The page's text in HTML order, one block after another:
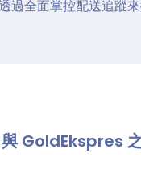
過全面掌控配送追蹤
GoldEkspres